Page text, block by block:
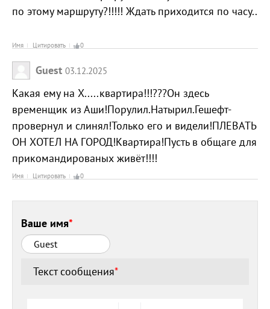
по этому маршруту?!!!!! Ждать приходится по часу..
Имя Цитировать 0
Guest 03.12.2025
Какая ему на Х.....квартира!!!???Он здесь
временщик из Аши!Порулил.Натырил.Гешефт-
провернул и слинял!Только его и видели!ПЛЕВАТЬ
ОН ХОТЕЛ НА ГОРОД!Квартира!Пусть в общаге для
прикомандированых живёт!!!!
Имя Цитировать 0
Ваше имя*
Текст сообщения*